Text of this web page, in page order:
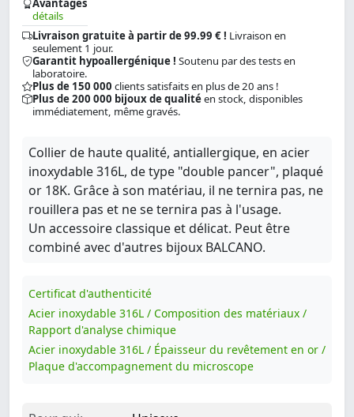
Avantages
détails
Livraison gratuite à partir de 99.99 € ! Livraison en
seulement 1 jour.
Garantit hypoallergénique ! Soutenu par des tests en
laboratoire.
Plus de 150 000 clients satisfaits en plus de 20 ans !
Plus de 200 000 bijoux de qualitéen stock, disponibles
immédiatement, même gravés.
Collier de haute qualité, antiallergique, en acier
inoxydable 316L, de type "double pancer", plaqué
or 18K. Grâce à son matériau, il ne ternira pas, ne
rouillera pas et ne se ternira pas à l'usage.
Un accessoire classique et délicat. Peut être
combiné avec d'autres bijoux BALCANO.
Certificat d'authenticité
Acier inoxydable 316L / Composition des matériaux /
Rapport d'analyse chimique
Acier inoxydable 316L / Épaisseur du revêtement en or /
Plaque d'accompagnement du microscope